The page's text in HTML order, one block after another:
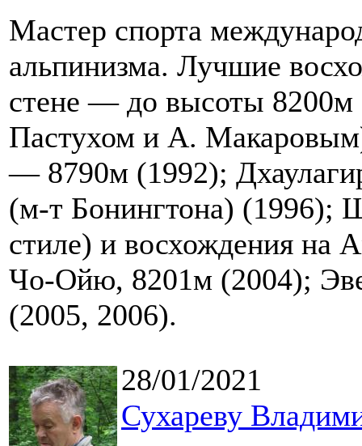
Мастер спорта
альпинизма. Лучшие
стене — до высоты 8200м
Пастухом и А.
— 8790м (1992);
(м-т Бонингтона) (1996);
стиле) и восхождения
Чо-Ойю, 8201м (2004);
(2005, 2006).
28/01/2021
Сухареву